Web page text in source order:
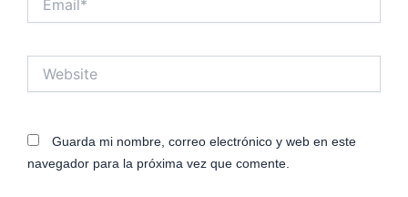
Guarda mi nombre, correo electrónico y web en este
navegador para la próxima vez que comente.